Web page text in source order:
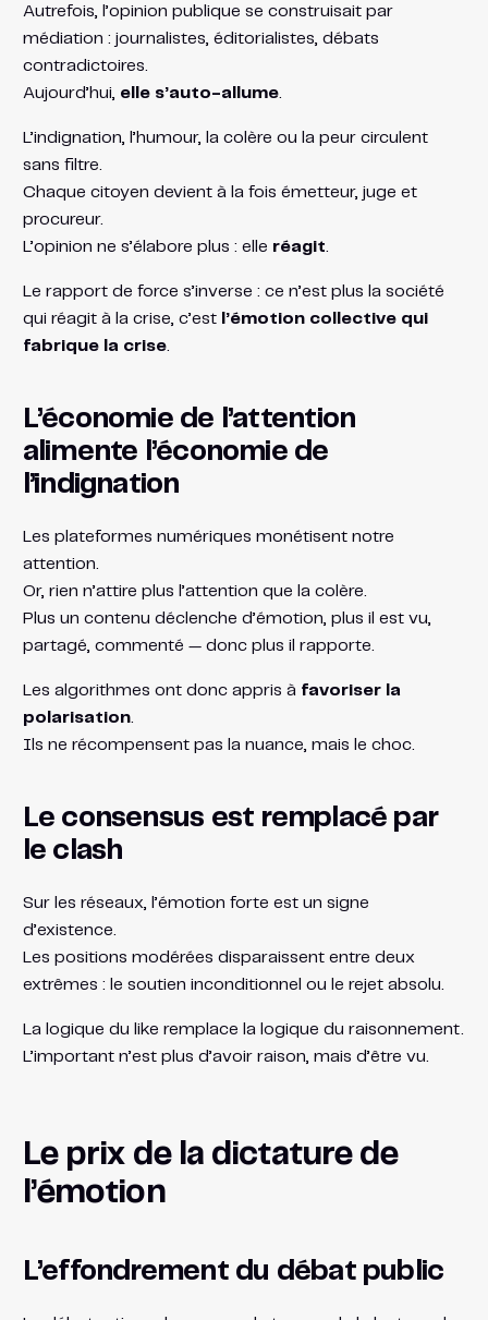
Autrefois, l’opinion publique se construisait par
médiation : journalistes, éditorialistes, débats
contradictoires.
Aujourd’hui, elle s’auto-allume.
L’indignation, l’humour, la colère ou la peur circulent
sans filtre.
Chaque citoyen devient à la fois émetteur, juge et
procureur.
L’opinion ne s’élabore plus : elle réagit
Le rapport de force s’inverse : ce n’est plus la société
qui réagit à la crise, c’est l’émotion collective qui
fabrique la crise.
L’économie de l’attention
alimente l’économie de
l’indignation
Les plateformes numériques monétisent notre
attention.
Or, rien n’attire plus l’attention que la colère.
Plus un contenu déclenche d’émotion, plus il est vu,
partagé, commenté — donc plus il rapporte.
Les algorithmes ont donc appris à favoriser la
polarisation.
Ils ne récompensent pas la nuance, mais le choc.
Le consensus est remplacé par
le clash
Sur les réseaux, l’émotion forte est un signe
d’existence.
Les positions modérées disparaissent entre deux
extrêmes : le soutien inconditionnel ou le rejet absolu.
La logique du like remplace la logique du raisonnement.
L’important n’est plus d’avoir raison, mais d’être vu.
Le prix de la dictature de
l’émotion
L’effondrement du débat public